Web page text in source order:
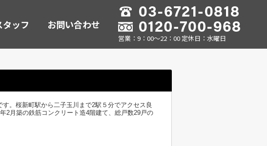
タッフ お問い合わせ
営業：9：00～22：00 定休日：水曜日
。桜新町駅から二子玉川まで2駅５分でアクセス良
2月築の鉄筋コンクリート造4階建て、総戸数29戸の